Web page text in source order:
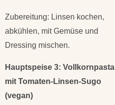
Zubereitung: Linsen kochen,
abkühlen, mit Gemüse und
Dressing mischen.
Hauptspeise 3: Vollkornpasta
mit Tomaten-Linsen-Sugo
(vegan)